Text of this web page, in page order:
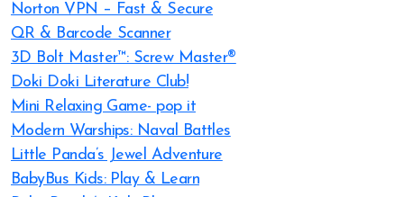
Norton VPN – Fast & Secure
QR & Barcode Scanner
3D Bolt Master™: Screw Master®
Doki Doki Literature Club!
Mini Relaxing Game- pop it
Modern Warships: Naval Battles
Little Panda’s Jewel Adventure
BabyBus Kids: Play & Learn